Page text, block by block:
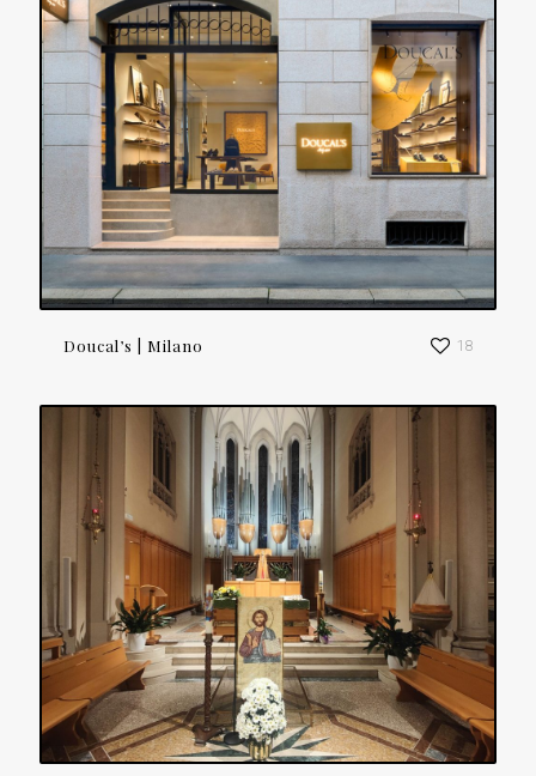
Doucal’s | Milano 18